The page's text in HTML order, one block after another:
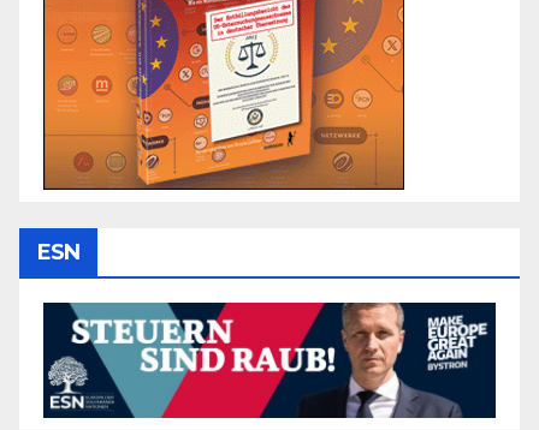
ESN